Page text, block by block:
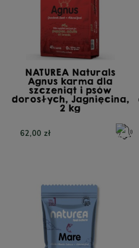
TRIBAL Fresh Pressed
Indyk, tłoczona na zimno
karma dla dorosłych
psów, 12 kg
NATUREA Naturals
Agnus karma dla
szczeniąt i psów
dorosłych, Jagnięcina,
2 kg
62,00 zł